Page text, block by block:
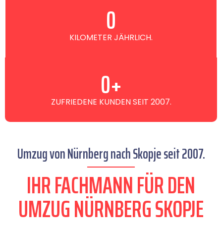
KILOMETER JÄHRLICH.
0
ZUFRIEDENE KUNDEN SEIT 2007.
0+
Umzug von Nürnberg nach Skopje seit 2007.
IHR FACHMANN FÜR DEN
UMZUG NÜRNBERG SKOPJE